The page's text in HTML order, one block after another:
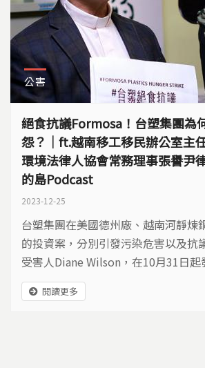
公害
絕食抗議Formosa！台塑集團為
怨？｜ft.越南移工移民辦公室主
環境法律人協會常務理事張譽尹
的島Podcast
2023-12-25
台塑集團在美國德州廠、越南河靜煉
的投資案，分別引發污染危害以及抗
受害人Diane Wilson，在10月31日
議行動，要求台塑集團對受害社區與
閱讀更多